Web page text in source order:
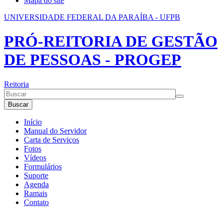
Canais
UNIVERSIDADE FEDERAL DA PARAÍBA - UFPB
PRÓ-REITORIA DE GESTÃO
DE PESSOAS - PROGEP
Reitoria
Buscar
Início
Manual do Servidor
Carta de Serviços
Fotos
Vídeos
Formulários
Suporte
Agenda
Ramais
Contato